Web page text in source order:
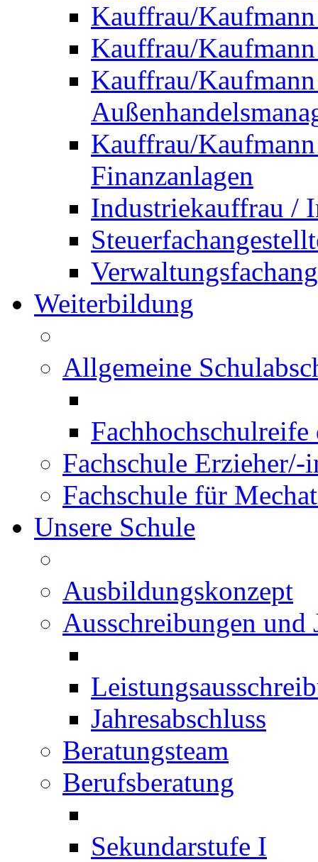
Kauffrau/
Kauffrau/
Kauffrau/
Kauffrau/
Finanzanlagen
Industriekauffrau /
Weiterbildung
Allgemeine
Fachschule Erzieher/-
Fachschule für
Unsere Schule
Ausbildungskonzept
Ausschreibungen und
Jahresabschluss
Beratungsteam
Berufsberatung
Sekundarstufe I